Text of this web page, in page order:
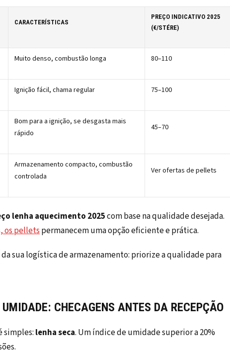
CARACTERÍSTICAS
PREÇO INDICATIVO 2025
(€/STÉRE)
Muito denso, combustão longa 80–110
Ignição fácil, chama regular 75–100
Bom para a ignição, se desgasta mais
rápido
45–70
Armazenamento compacto, combustão
controlada
Ver ofertas de pellets
lenha aquecimento 2025com base na qualidade desejada.
os pellets permanecem uma opção eficiente e prática.
sua logística de armazenamento: priorize a qualidade para
CHECAGENS ANTES DA RECEPÇÃO
simples: lenha seca. Um índice de umidade superior a 20%